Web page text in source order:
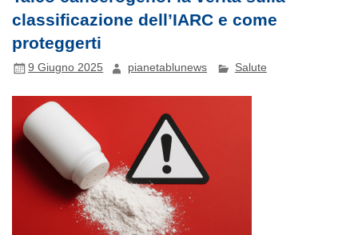
classificazione dell’IARC e come
proteggerti
9 Giugno 2025 pianetablunews Salute